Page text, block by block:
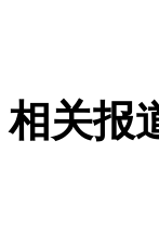
外交部：有关
相关报